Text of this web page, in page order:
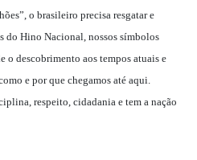
o brasileiro precisa resgatar e
do Hino Nacional, nossos símbolos
o descobrimento aos tempos atuais e
e por que chegamos até aqui.
respeito, cidadania e tem a nação